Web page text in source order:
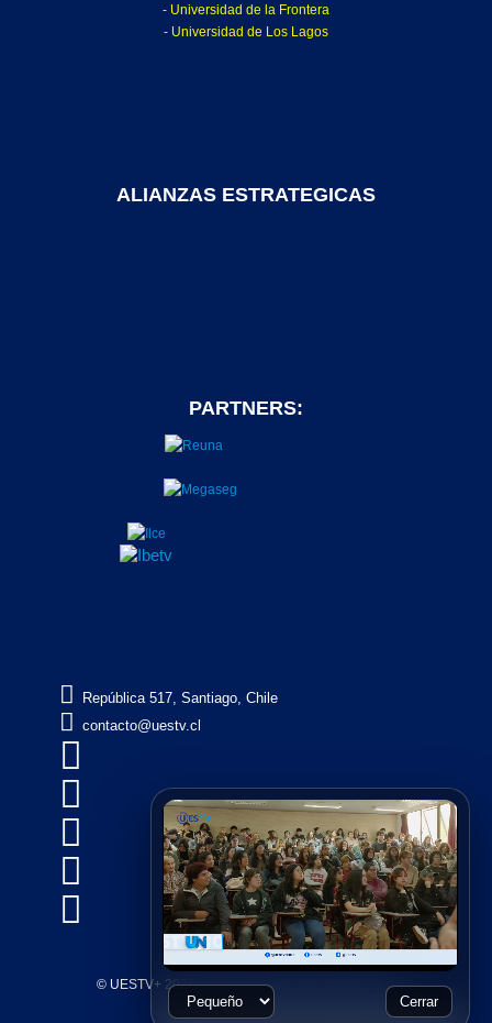
Cerrar
- Universidad de la Frontera
- Universidad de Los Lagos
ALIANZAS ESTRATEGICAS
PARTNERS:
 República 517, Santiago, Chile
 contacto@uestv.cl





© UESTV+ 2026, Todos los Derechos Reservados